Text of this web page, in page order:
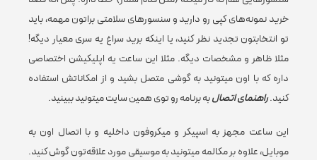
جنس بند سیلیکونی
عمر باتری هدفون در حالت مکالمه
ساعت بسته به
شدت صدا
خرید نمونه‌های کپی رو دارید و سنسورهای سلامتی براتون مهمه، باید
تو انتخابتون تجدید نظر کنید، یا اینکه برید سراغ یه سری معیار دیگه!
مثلا ظاهر و مشخصات دیگه. مثلا این ساعت یه اپلیکیشن اختصاصی
داره که با اون میتونید به گوشی متصل بشید و از امکاناتش استفاده
کنید.راهنمای اتصالبه برنامه رو توی همین سایت میتونید ببینید.
این ساعت مجهز به اسپیکر و میکروفون داخلیه و با اتصال اون به
موبایل، علاوه بر مکالمه میتونید به موسیقی مورد علاقه‌تون گوش کنید.